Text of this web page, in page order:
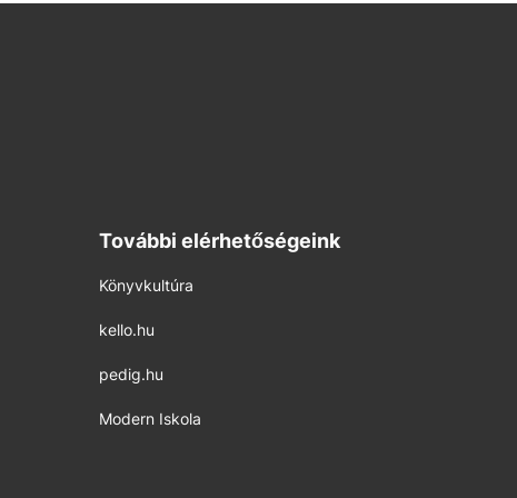
További elérhetőségeink
Könyvkultúra
kello.hu
pedig.hu
Modern Iskola